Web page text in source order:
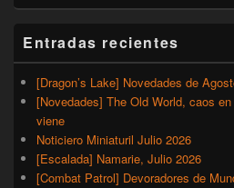
Entradas recientes
[Dragon’s Lake] Novedades de
[Novedades] The Old World, caos
viene
Noticiero Miniaturil Julio 2026
[Escalada] Namarie, Julio 2026
[Combat Patrol] Devoradores de